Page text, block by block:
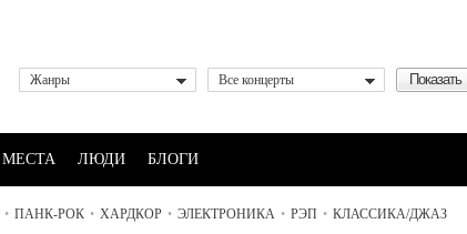
Жанры
Все концерты
МЕСТА ЛЮДИ БЛОГИ
• ПАНК-РОК • ХАРДКОР • ЭЛЕКТРОНИКА • РЭП • КЛАССИКА/ДЖАЗ